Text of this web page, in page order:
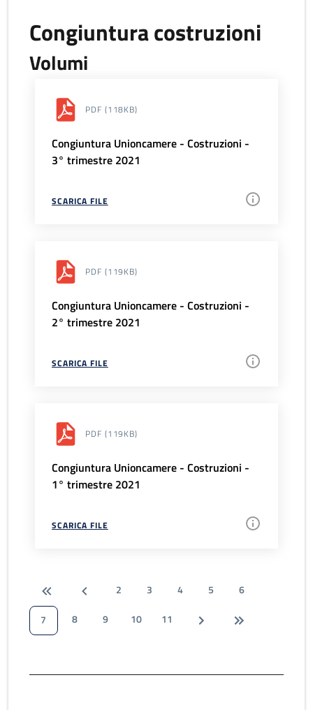
Congiuntura costruzioni
Volumi
PDF (118KB)
Congiuntura Unioncamere - Costruzioni -
3° trimestre 2021
SCARICA FILE
PDF (119KB)
Congiuntura Unioncamere - Costruzioni -
2° trimestre 2021
SCARICA FILE
PDF (119KB)
Congiuntura Unioncamere - Costruzioni -
1° trimestre 2021
SCARICA FILE
2 3 4 5
6
7
8 9 10 11